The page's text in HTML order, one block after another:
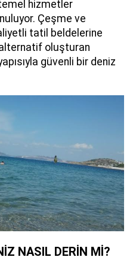
hizmetler
Çeşme ve
tatil beldelerine
oluşturan
güvenli bir deniz
NASIL DERİN Mİ?